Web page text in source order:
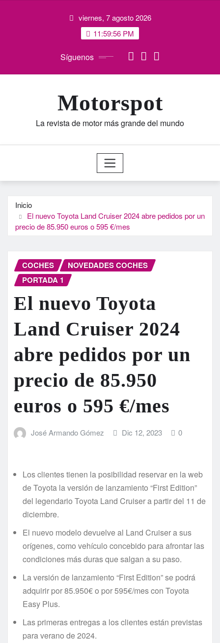
viernes, 7 agosto 2026
11:59:56 PM
Síguenos
Motorspot
La revista de motor más grande del mundo
Inicio
El nuevo Toyota Land Cruiser 2024 abre pedidos por un
precio de 85.950 euros o 595 €/mes
COCHES
NOVEDADES COCHES
PORTADA 1
El nuevo Toyota
Land Cruiser 2024
abre pedidos por un
precio de 85.950
euros o 595 €/mes
José Armando Gómez Dic 12, 2023 0
Los clientes tienen la posibilidad reservar en la web
de Toyota la versión de lanzamiento “First Edition”
del legendario Toyota Land Cruiser a partir del 11 de
diciembre.
El nuevo modelo devuelve al Land Cruiser a sus
orígenes, como vehículo concebido para afrontar las
condiciones más duras que salgan a su paso.
La versión de lanzamiento “First Edition” se podrá
adquirir por 85.950€ o por 595€/mes con Toyota
Easy Plus.
Las primeras entregas a los clientes están previstas
para verano de 2024.